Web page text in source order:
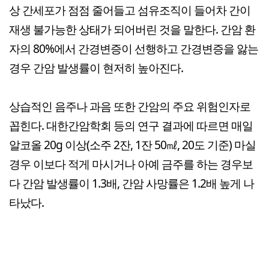
상 간세포가 점점 줄어들고 섬유조직이 들어차 간이
재생 불가능한 상태가 되어버린 것을 말한다. 간암 환
자의 80%에서 간경변증이 선행하고 간경변증을 앓는
경우 간암 발생률이 현저히 높아진다.
상습적인 음주나 과음 또한 간암의 주요 위험인자로
꼽힌다. 대한간암학회 등의 연구 결과에 따르면 매일
알코올 20g 이상(소주 2잔, 1잔 50㎖, 20도 기준) 마실
경우 이보다 적게 마시거나 아예 금주를 하는 경우보
다 간암 발생률이 1.3배, 간암 사망률은 1.2배 높게 나
타났다.